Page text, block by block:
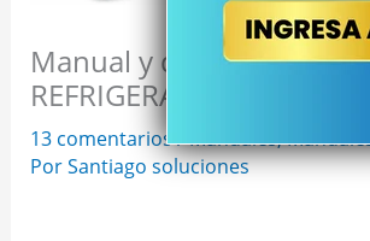
Manual y diagrama de
REFRIGERACIÓN
13 comentarios/Manuales,
PorSantiago soluciones